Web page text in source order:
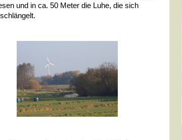
und in ca. 50 Meter die Luhe, die sich